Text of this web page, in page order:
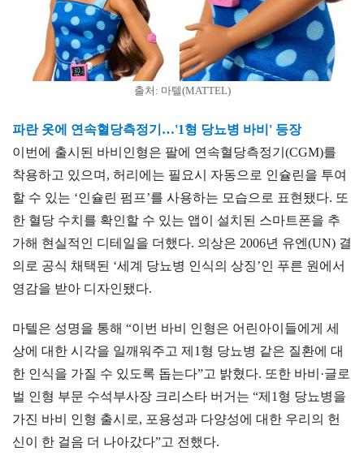
출처: 마텔(MATTEL)
파란 옷에 연속혈당측정기…'1형 당뇨병 바비' 등장
이번에 출시된 바비인형은 팔에 연속혈당측정기(CGM)를
착용하고 있으며, 허리에는 필요시 자동으로 인슐린을 투여
할 수 있는 ‘인슐린 펌프’를 사용하는 모습으로 표현됐다. 또
한 혈당 수치를 확인할 수 있는 앱이 설치된 스마트폰을 추
가해 현실적인 디테일을 더했다. 의상은 2006년 유엔(UN) 결
의로 공식 채택된 ‘세계 당뇨병 인식의 상징’인 푸른 원에서
영감을 받아 디자인됐다.
마텔은 성명을 통해 “이번 바비 인형은 어린아이들에게 세
상에 대한 시각을 일깨워주고 제1형 당뇨병 같은 질환에 대
한 인식을 가질 수 있도록 돕는다”고 밝혔다. 또한 바비·글로
벌 인형 부문 수석부사장 크리스타 버거는 “제1형 당뇨병을
가진 바비 인형 출시로, 포용성과 다양성에 대한 우리의 헌
신이 한 걸음 더 나아갔다”고 전했다.